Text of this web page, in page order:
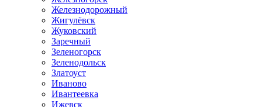
Железнодорожный
Жигулёвск
Жуковский
Заречный
Зеленогорск
Зеленодольск
Златоуст
Иваново
Ивантеевка
Ижевск